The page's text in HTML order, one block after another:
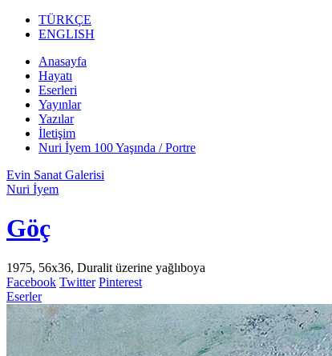
TÜRKÇE
ENGLISH
Anasayfa
Hayatı
Eserleri
Yayınlar
Yazılar
İletişim
Nuri İyem 100 Yaşında / Portre
Evin Sanat Galerisi
Nuri İyem
Göç
1975, 56x36, Duralit üzerine yağlıboya
Facebook Twitter Pinterest
Eserler